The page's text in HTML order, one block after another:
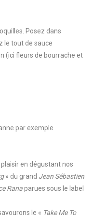
Posez dans
le tout de sauce
(ici fleurs de bourrache et
par exemple.
en dégustant nos
» du grand Jean Sébastien
Ranaparues sous le label
le « Take Me To